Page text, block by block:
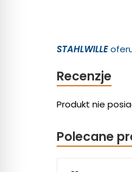
STAHLWILLE
Recenzje
Produkt nie
Polecane